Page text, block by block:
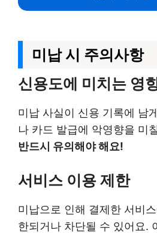
미납 시 주의사항
신용도에 미치는 영
미납 사실이 신용 기록에 남
나 카드 발급에 악영향을 미
반드시 유의해야 해요!
서비스 이용 제한
미납으로 인해 결제한 서비
한되거나 차단될 수 있어요.